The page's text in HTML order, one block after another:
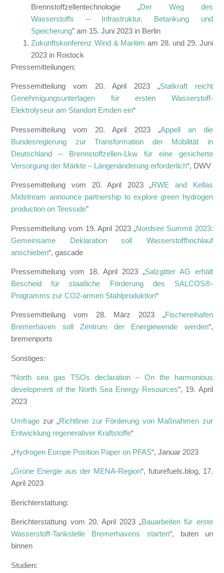
Brennstoffzellentechnologie „Der Weg des
Wasserstoffs – Infrastruktur, Betankung und
Speicherung” am 15. Juni 2023 in Berlin
Zukunftskonferenz Wind & Maritim am 28. und 29. Juni
2023 in Rostock
Pressemitteilungen:
Pressemitteilung vom 20. April 2023 „Statkraft reicht
Genehmigungsunterlagen für ersten Wasserstoff-
Elektrolyseur am Standort Emden ein“
Pressemitteilung vom 20. April 2023 „Appell an die
Bundesregierung zur Transformation der Mobilität in
Deutschland – Brennstoffzellen-Lkw für eine gesicherte
Versorgung der Märkte – Längenänderung erforderlich“, DWV
Pressemitteilung vom 20. April 2023 „RWE and Kellas
Midstream announce partnership to explore green hydrogen
production on Teesside”
Pressemitteilung vom 19. April 2023 „Nordsee Summit 2023:
Gemeinsame Deklaration soll Wasserstoffhochlauf
anschieben“, gascade
Pressemitteilung vom 18. April 2023 „Salzgitter AG erhält
Bescheid für staatliche Förderung des SALCOS®-
Programms zur CO2-armen Stahlproduktion“
Pressemitteilung vom 28. März 2023 „Fischereihafen
Bremerhaven soll Zentrum der Energiewende werden“,
bremenports
Sonstiges:
“North sea gas TSOs declaration – On the harmonious
development of the North Sea Energy Resources”, 19. April
2023
Umfrage zur „Richtlinie zur Förderung von Maßnahmen zur
Entwicklung regenerativer Kraftstoffe“
„Hydrogen Europe Position Paper on PFAS“, Januar 2023
„Grüne Energie aus der MENA-Region“, futurefuels.blog, 17.
April 2023
Berichterstattung:
Berichterstattung vom 20. April 2023 „Bauarbeiten für erste
Wasserstoff-Tankstelle Bremerhavens starten“, buten un
binnen
Studien: